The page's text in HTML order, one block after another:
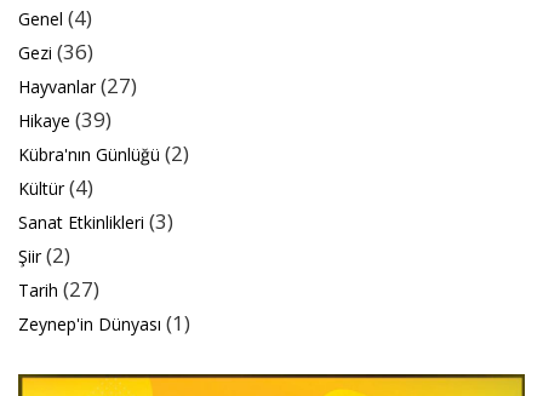
Genel (4)
Gezi (36)
Hayvanlar(27)
Hikaye (39)
Kübra'nın Günlüğü (2)
Kültür(4)
Sanat Etkinlikleri (3)
Şiir(2)
Tarih (27)
Zeynep'in Dünyası (1)